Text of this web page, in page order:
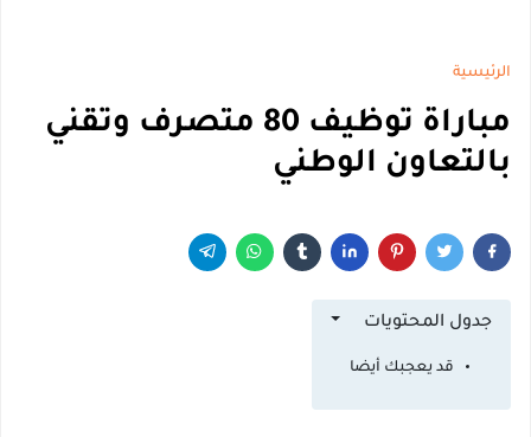
الرئيسية
مباراة توظيف 80 متصرف وتقني
بالتعاون الوطني
جدول المحتويات
قد يعجبك أيضا